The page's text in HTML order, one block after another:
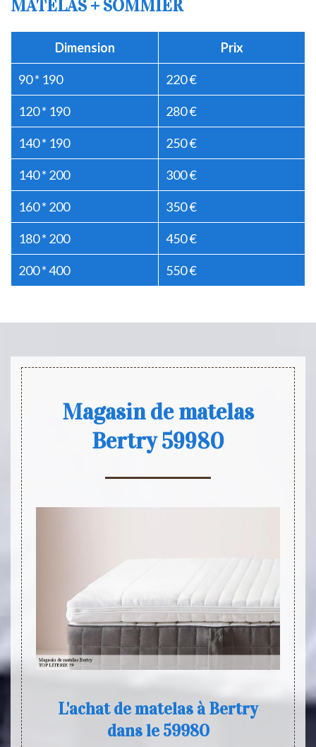
MATELAS + SOMMIER
Dimension Prix
90 * 190 220 €
120 * 190 280 €
140 * 190 250 €
140 * 200 300 €
160 * 200 350 €
180 * 200 450 €
200 * 400 550 €
Magasin de matelas
Bertry 59980
de
L'achat de matelas à Bertry
dans le 59980
Le